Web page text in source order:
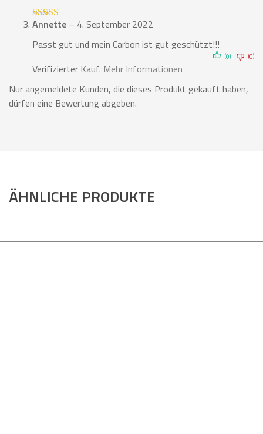
Bewertet mit
Annette – 4. September 2022
Passt gut und mein Carbon ist gut geschützt!!!
(0) (0)
Verifizierter Kauf. Mehr Informationen
Nur angemeldete Kunden, die dieses Produkt gekauft haben,
dürfen eine Bewertung abgeben.
ÄHNLICHE PRODUKTE